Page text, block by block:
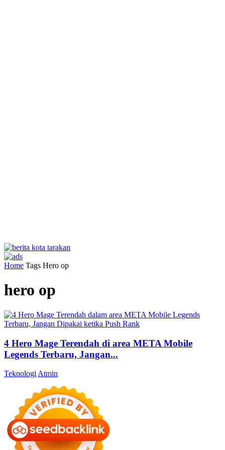
Home Tags Hero op
hero op
4 Hero Mage Terendah di area META Mobile
Legends Terbaru, Jangan...
Teknologi Atmin